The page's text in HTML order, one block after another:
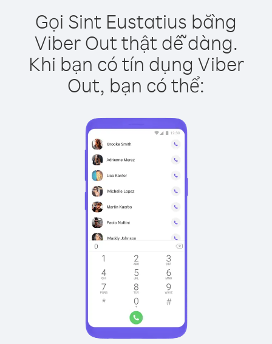
Gọi Sint Eustatius bằng
Viber Out thật dễ dàng.
Khi bạn có tín dụng Viber
Out, bạn có thể: